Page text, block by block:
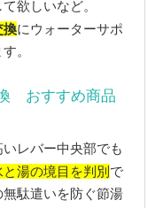
欲しいなど。
換にウォーターサポ
。
おすすめ商品
レバー中央部でも
湯の境目を判別 で
駄遣いを防ぐ節湯